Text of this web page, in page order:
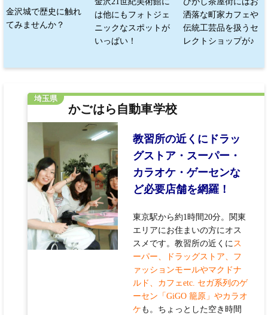
金沢城で歴史に触れ
てみませんか？
は他にもフォトジェ
ニックなスポットが
いっぱい！
洒落な町家カフェや
伝統工芸品を扱うセ
レクトショップが♪
埼玉県
かごはら自動車学校
教習所の近くにドラッ
グストア・スーパー・
カラオケ・ゲーセンな
ど必要店舗を網羅！
東京駅から約1時間20分。関東
エリアにお住まいの方にオス
スメです。教習所の近くにス
ーパー、ドラッグストア、フ
ァッションモールやマクドナ
ルド、カフェetc. セガ系列のゲ
ーセン「GiGO 籠原」やカラオ
ケも。ちょっとした空き時間